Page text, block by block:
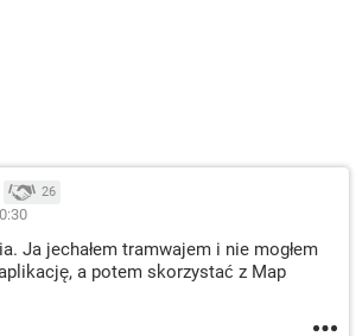
26
Ja jechałem tramwajem i nie mogłem
a potem skorzystać z Map